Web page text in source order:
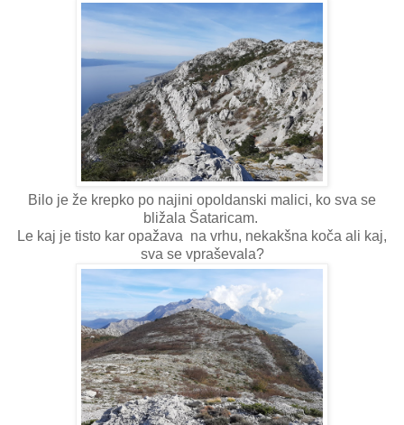
Bilo je že krepko po najini opoldanski malici, ko sva se
bližala Šataricam.
Le kaj je tisto kar opažava na vrhu, nekakšna koča ali kaj,
sva se vpraševala?